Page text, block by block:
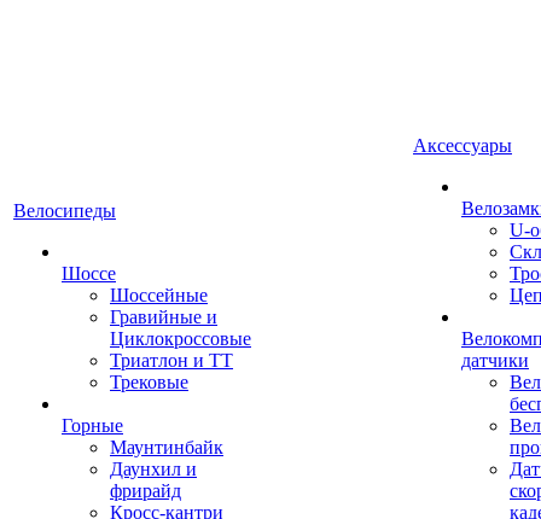
Велосипеды
Шоссе
Шоссейные
Гравийные и
Циклокроссовые
Триатлон и ТТ
Трековые
Горные
Маунтинбайк
Даунхил и
фрирайд
Кросс-кантри
Аксессуары
U-
датчики